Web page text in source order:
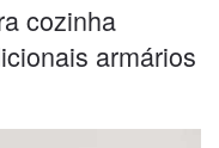
cozinha
armários